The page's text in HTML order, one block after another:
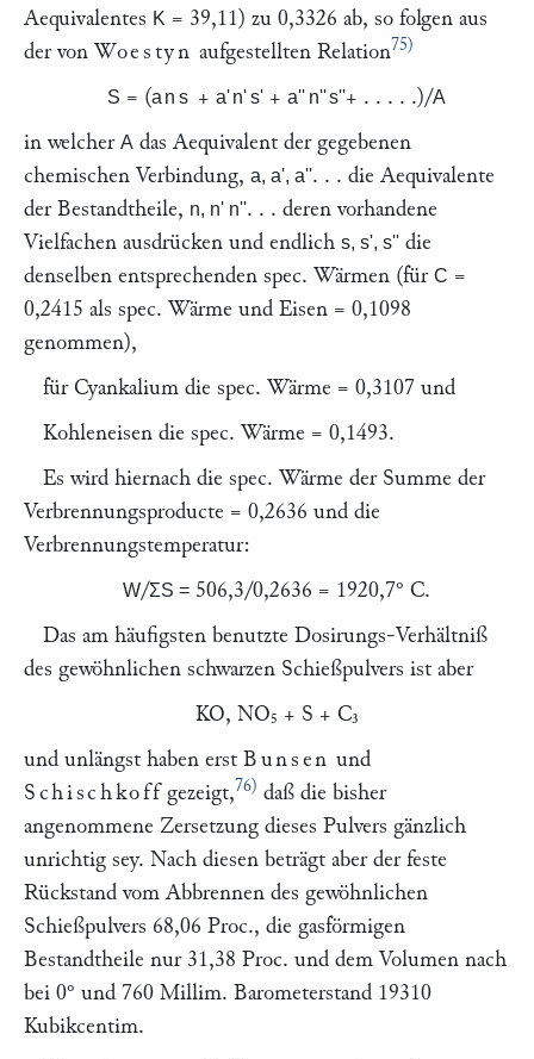
Aequivalentes K = 39,11) zu 0,3326 ab, so folgen aus
der von Woestyn aufgestellten Relation75)
S = (ans + a'n's' + a'' n''s''+ . . . . .)/A
in welcher A das Aequivalent der gegebenen
chemischen Verbindung, a, a', a''. . . die Aequivalente
der Bestandtheile, n, n' n''. . . deren vorhandene
Vielfachen ausdrücken und endlich s, s', s'' die
denselben entsprechenden spec. Wärmen (für C =
0,2415 als spec. Wärme und Eisen = 0,1098
genommen),
für Cyankalium die spec. Wärme = 0,3107 und
Kohleneisen die spec. Wärme = 0,1493.
Es wird hiernach die spec. Wärme der Summe der
Verbrennungsproducte = 0,2636 und die
Verbrennungstemperatur:
W/ΣS = 506,3/0,2636 = 1920,7° C.
Das am häufigsten benutzte Dosirungs-Verhältniß
des gewöhnlichen schwarzen Schießpulvers ist aber
KO, NO₅ + S + C₃
und unlängst haben erst Bunsen und
Schischkoff gezeigt,76) daß die bisher
angenommene Zersetzung dieses Pulvers gänzlich
unrichtig sey. Nach diesen beträgt aber der feste
Rückstand vom Abbrennen des gewöhnlichen
Schießpulvers 68,06 Proc., die gasförmigen
Bestandtheile nur 31,38 Proc. und dem Volumen nach
bei 0° und 760 Millim. Barometerstand 19310
Kubikcentim.